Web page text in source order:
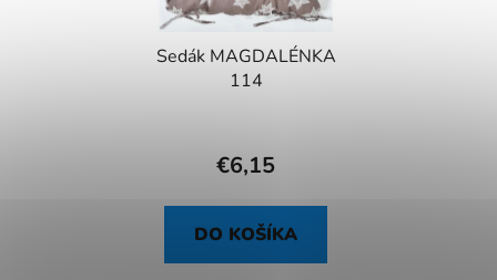
Sedák MAGDALÉNKA
114
€6,15
DO KOŠÍKA